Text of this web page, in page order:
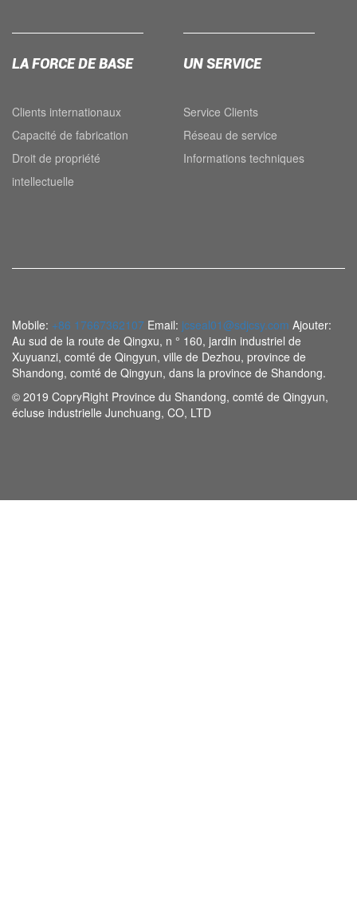
LA FORCE DE BASE
Clients internationaux
Capacité de fabrication
Droit de propriété
intellectuelle
UN SERVICE
Service Clients
Réseau de service
Informations techniques
Mobile: +86 17667362107 Email: jcseal01@sdjcsy.com Ajouter:
Au sud de la route de Qingxu, n ° 160, jardin industriel de
Xuyuanzi, comté de Qingyun, ville de Dezhou, province de
Shandong, comté de Qingyun, dans la province de Shandong.
© 2019 CopryRight Province du Shandong, comté de Qingyun,
écluse industrielle Junchuang, CO, LTD